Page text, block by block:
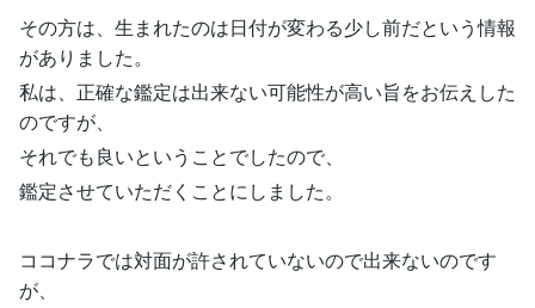
その方は、生まれたのは日付が変わる少し前だという情報
がありました。
私は、正確な鑑定は出来ない可能性が高い旨をお伝えした
のですが、
それでも良いということでしたので、
鑑定させていただくことにしました。
ココナラでは対面が許されていないので出来ないのです
が、